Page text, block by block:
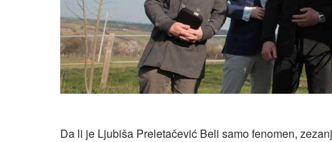
Da li je Ljubiša Preletačević Beli samo fenomen,